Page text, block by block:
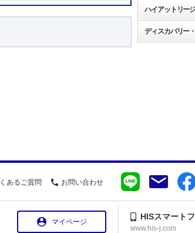
ハイアットリー
ディスカバリー
あるご質問 お問い合わせ
マイページ
HISスマート
www.his-j.com